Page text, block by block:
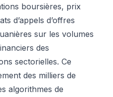
boursières, prix
d’appels d’offres
sur les volumes
des
sectorielles. Ce
des milliers de
algorithmes de